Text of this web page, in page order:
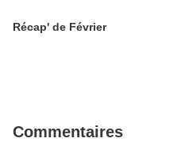
Récap' de Février
Commentaires